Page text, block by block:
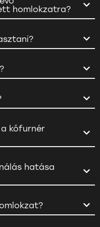
homlokzatra?
kőfurnér
hatása